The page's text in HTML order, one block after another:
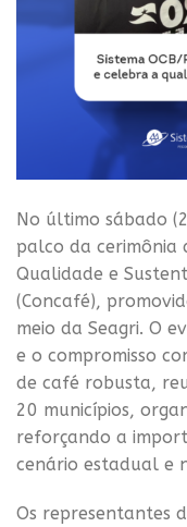
No último sábado
palco da cerimônia
Qualidade e
(Concafé),
meio da Seagri. O
e o compromisso
de café robusta,
20 municípios,
reforçando a
cenário estadual e
Os representantes